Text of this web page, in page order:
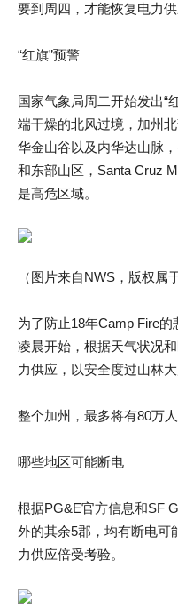
要到周四，才能恢复电力供
“红旗”预警
国家气象局周二开始发出“
端干燥的北风过境，加州
华金山谷以及内华达山脉
和东部山区，Santa Cruz
是高危区域。
（图片来自NWS，版权属
为了防止18年Camp Fire
凌晨开始，根据天气状况
力供应，以安全度过山林大
整个加州，最多将有80万人
哪些地区可能断电
根据PG&E官方信息和SF
外的其余5郡，均有断电可
力供应倍受考验。